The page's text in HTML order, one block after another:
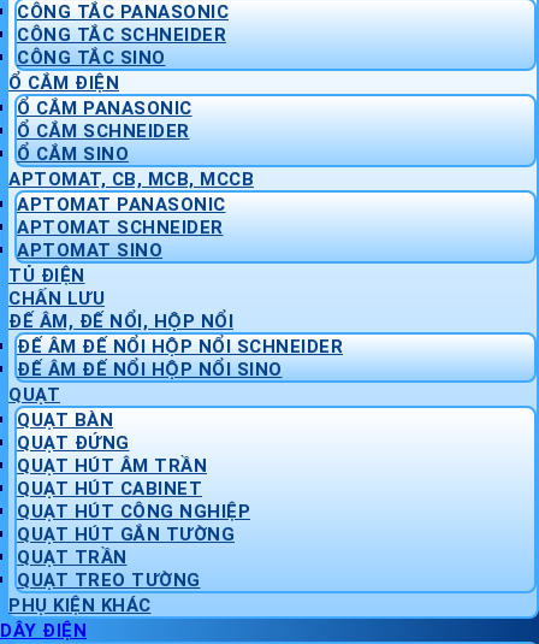
CÔNG TẮC PANASONIC
CÔNG TẮC SCHNEIDER
CÔNG TẮC SINO
Ổ CẮM ĐIỆN
Ổ CẮM PANASONIC
Ổ CẮM SCHNEIDER
Ổ CẮM SINO
APTOMAT, CB, MCB, MCCB
APTOMAT PANASONIC
APTOMAT SCHNEIDER
APTOMAT SINO
TỦ ĐIỆN
CHẤN LƯU
ĐẾ ÂM, ĐẾ NỔI, HỘP NỔI
ĐẾ ÂM ĐẾ NỔI HỘP NỔI SCHNEIDER
ĐẾ ÂM ĐẾ NỔI HỘP NỔI SINO
QUẠT
QUẠT BÀN
QUẠT ĐỨNG
QUẠT HÚT ÂM TRẦN
QUẠT HÚT CABINET
QUẠT HÚT CÔNG NGHIỆP
QUẠT HÚT GẮN TƯỜNG
QUẠT TRẦN
QUẠT TREO TƯỜNG
PHỤ KIỆN KHÁC
DÂY ĐIỆN